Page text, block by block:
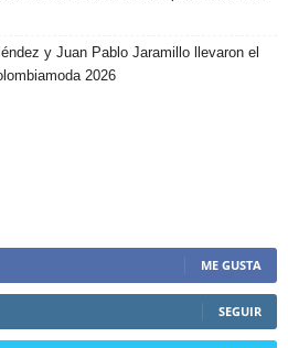
y Juan Pablo Jaramillo llevaron el
2026
ME GUSTA
SEGUIR